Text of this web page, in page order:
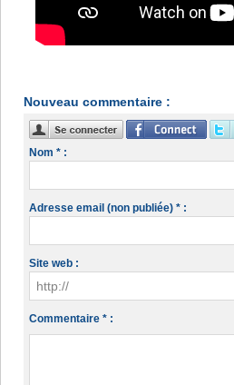
Nouveau commentaire :
Nom * :
Adresse email (non publiée) * :
Site web :
Commentaire * :